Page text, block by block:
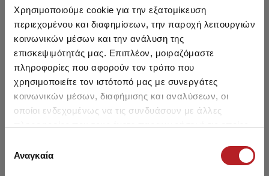
Χρησιμοποιούμε cookie για την εξατομίκευση
περιεχομένου και διαφημίσεων, την παροχή λειτουργιών
κοινωνικών μέσων και την ανάλυση της
επισκεψιμότητάς μας. Επιπλέον, μοιραζόμαστε
πληροφορίες που αφορούν τον τρόπο που
χρησιμοποιείτε τον ιστότοπό μας με συνεργάτες
κοινωνικών μέσων, διαφήμισης και αναλύσεων, οι
οποίοι ενδεχομένως να τις συνδυάσουν με άλλες
των υπηρεσιών τους.
συγκατάθεσης
ΑναγκαίαSmilies Unisex Κοντές
Κάλτσες (Σοσόνια)
Ανδρικές Μονόχρωμες
Βαμβακερές Κοντές